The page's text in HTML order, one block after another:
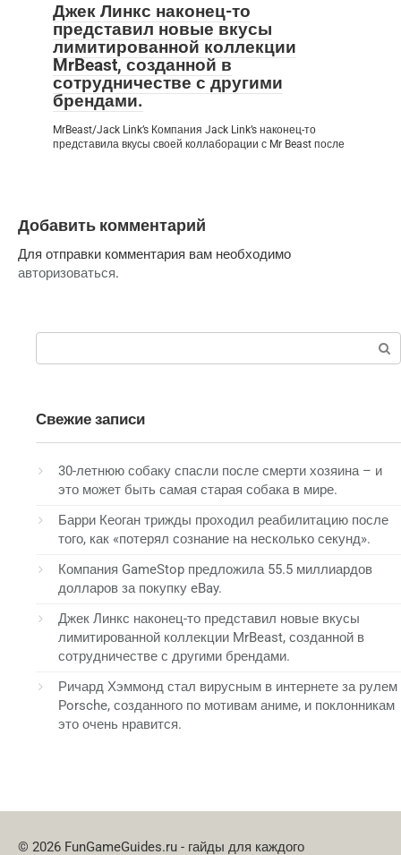
Джек Линкс наконец-то
представил новые вкусы
лимитированной коллекции
MrBeast, созданной в
сотрудничестве с другими
брендами.
MrBeast/Jack Link’s Компания Jack Link’s наконец-то
представила вкусы своей коллаборации с Mr Beast после
Добавить комментарий
Для отправки комментария вам необходимо
авторизоваться.
Поиск:
Свежие записи
30-летнюю собаку спасли после смерти хозяина – и
это может быть самая старая собака в мире.
Барри Кеоган трижды проходил реабилитацию после
того, как «потерял сознание на несколько секунд».
Компания GameStop предложила 55.5 миллиардов
долларов за покупку eBay.
Джек Линкс наконец-то представил новые вкусы
лимитированной коллекции MrBeast, созданной в
сотрудничестве с другими брендами.
Ричард Хэммонд стал вирусным в интернете за рулем
Porsche, созданного по мотивам аниме, и поклонникам
это очень нравится.
© 2026 FunGameGuides.ru - гайды для каждого